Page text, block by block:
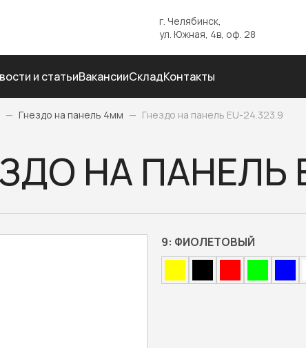
г. Челябинск,
ул. Южная, 4в, оф. 28
и статьиВакансииСкладКонтакты
— Гнездо на панель 4мм — Гнездо на панель EU-24.323.9
НА ПАНЕЛЬ
9: ФИОЛЕТОВЫЙ